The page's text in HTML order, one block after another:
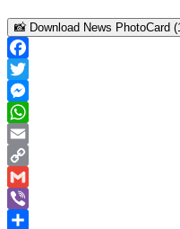
📸 Download News PhotoCard
Facebook
Twitter
Messenger
WhatsApp
Email
Copy
Link
Gmail
Viber